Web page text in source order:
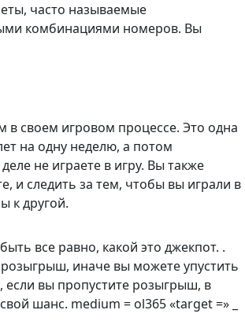
часто называемые
комбинациями номеров. Вы
своем игровом процессе. Это одна
на одну неделю, а потом
не играете в игру. Вы также
и следить за тем, чтобы вы играли в
к другой.
все равно, какой это джекпот. .
розыгрыш, иначе вы можете упустить
вы пропустите розыгрыш, в
шанс. medium = ol365 «target =» _